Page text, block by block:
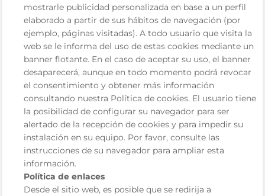
mostrarle publicidad personalizada en base a un perfil
elaborado a partir de sus hábitos de navegación (por
ejemplo, páginas visitadas). A todo usuario que visita la
web se le informa del uso de estas cookies mediante un
banner flotante. En el caso de aceptar su uso, el banner
desaparecerá, aunque en todo momento podrá revocar
el consentimiento y obtener más información
consultando nuestra Política de cookies. El usuario tiene
la posibilidad de configurar su navegador para ser
alertado de la recepción de cookies y para impedir su
instalación en su equipo. Por favor, consulte las
instrucciones de su navegador para ampliar esta
información.
Política de enlaces
Desde el sitio web, es posible que se redirija a